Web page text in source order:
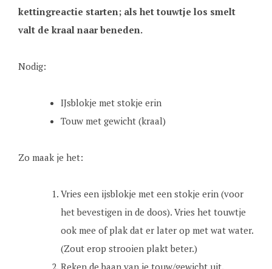
kettingreactie starten; als het touwtje los smelt
valt de kraal naar beneden.
Nodig:
IJsblokje met stokje erin
Touw met gewicht (kraal)
Zo maak je het:
Vries een ijsblokje met een stokje erin (voor
het bevestigen in de doos). Vries het touwtje
ook mee of plak dat er later op met wat water.
(Zout erop strooien plakt beter.)
Reken de baan van je touw/gewicht uit.